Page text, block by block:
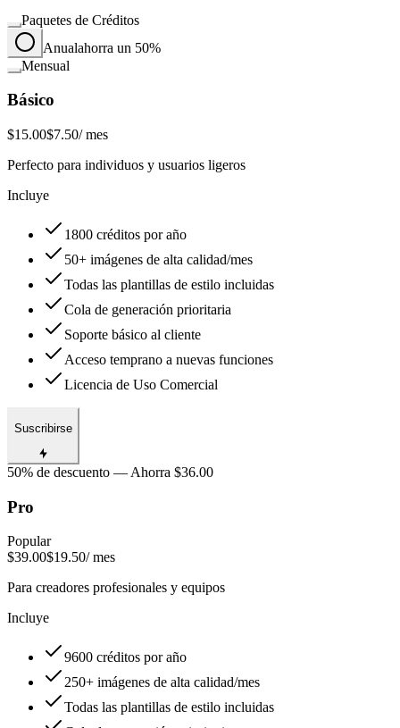
Paquetes de Créditos
Anualahorra un 50%
Mensual
Básico
$15.00$7.50/ mes
Perfecto para individuos y usuarios ligeros
Incluye
1800 créditos por año
50+ imágenes de alta calidad/mes
Todas las plantillas de estilo incluidas
Cola de generación prioritaria
Soporte básico al cliente
Acceso temprano a nuevas funciones
Licencia de Uso Comercial
Suscribirse
50% de descuento — Ahorra $36.00
Pro
Popular
$39.00$19.50/ mes
Para creadores profesionales y equipos
Incluye
9600 créditos por año
250+ imágenes de alta calidad/mes
Todas las plantillas de estilo incluidas